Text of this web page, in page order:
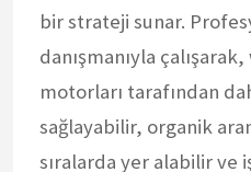
bir strateji sunar.
danışmanıyla
motorları tarafından
sağlayabilir, organik
sıralarda yer alabilir ve